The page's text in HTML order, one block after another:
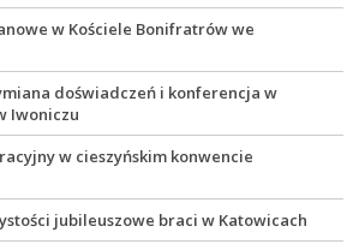
w Kościele Bonifratrów we
doświadczeń i konferencja w
Iwoniczu
w cieszyńskim konwencie
jubileuszowe braci w Katowicach